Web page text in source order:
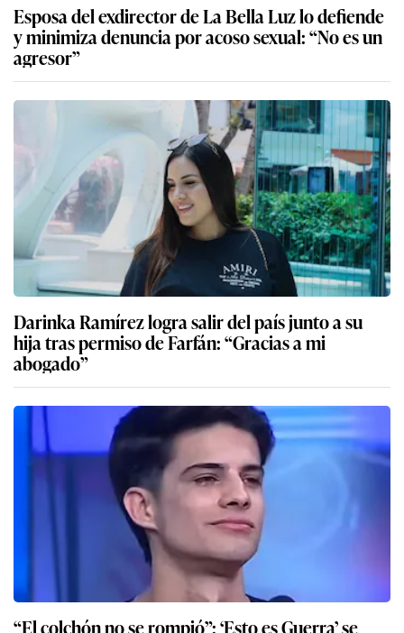
Esposa del exdirector de La Bella Luz lo defiende
y minimiza denuncia por acoso sexual: “No es un
agresor”
Darinka Ramírez logra salir del país junto a su
hija tras permiso de Farfán: “Gracias a mi
abogado”
“El colchón no se rompió”: ‘Esto es Guerra’ se